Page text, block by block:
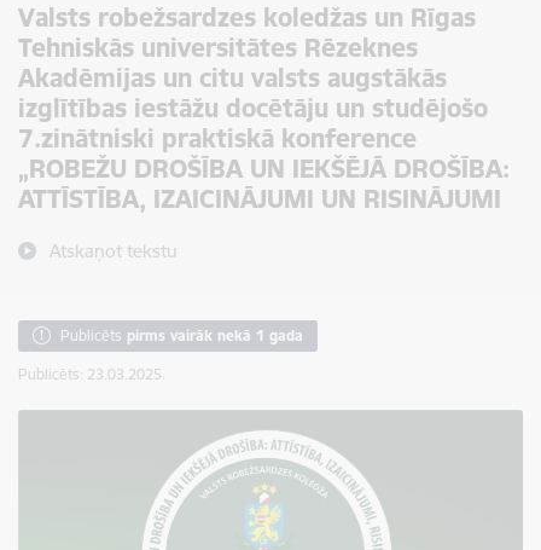
Valsts robežsardzes koledžas un Rīgas
Tehniskās universitātes Rēzeknes
Akadēmijas un citu valsts augstākās
izglītības iestāžu docētāju un studējošo
7.zinātniski praktiskā konference
„ROBEŽU DROŠĪBA UN IEKŠĒJĀ DROŠĪBA:
ATTĪSTĪBA, IZAICINĀJUMI UN RISINĀJUMI
Atskaņot tekstu
Publicēts pirms vairāk nekā 1 gada
Publicēts: 23.03.2025.